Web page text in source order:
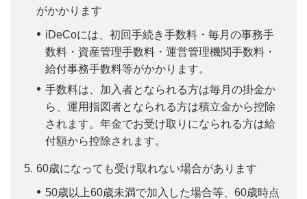
がかかります
iDeCoには、初回手続き手数料・毎月の事務手
数料・資産管理手数料・運営管理機関手数料・
給付事務手数料等がかかります。
手数料は、加入者となられる方は毎月の掛金か
ら、運用指図者となられる方は積立金から控除
されます。年金でお受け取りになられる方は給
付額から控除されます。
60歳になっても受け取れない場合があります
50歳以上60歳未満で加入した場合等、60歳時点